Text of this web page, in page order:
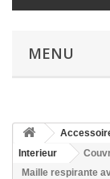
MENU
Interieur
Maille respirante